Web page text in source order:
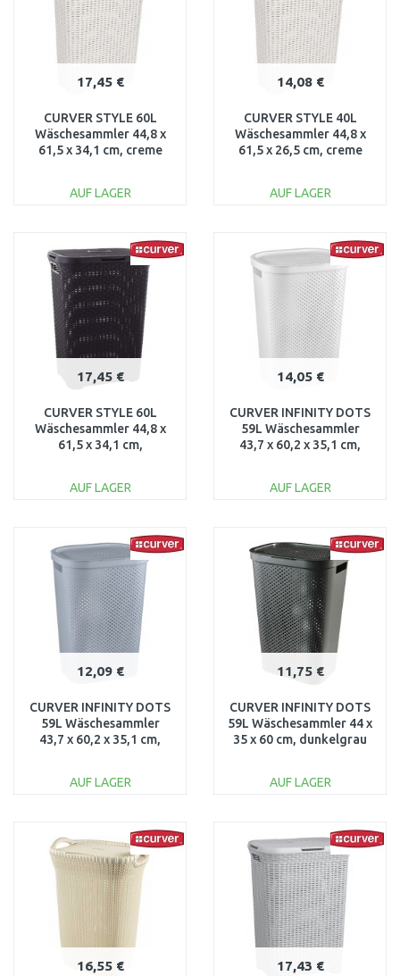
17,45 €
CURVER STYLE 60L
Wäschesammler 44,8 x
61,5 x 34,1 cm, creme
AUF LAGER
Vergleichen
14,08 €
CURVER STYLE 40L
Wäschesammler 44,8 x
61,5 x 26,5 cm, creme
AUF LAGER
Vergleichen
17,45 €
CURVER STYLE 60L
Wäschesammler 44,8 x
61,5 x 34,1 cm,
AUF LAGER
Vergleichen
14,05 €
CURVER INFINITY DOTS
59L Wäschesammler
43,7 x 60,2 x 35,1 cm,
AUF LAGER
Vergleichen
12,09 €
CURVER INFINITY DOTS
59L Wäschesammler
43,7 x 60,2 x 35,1 cm,
AUF LAGER
Vergleichen
11,75 €
CURVER INFINITY DOTS
59L Wäschesammler 44 x
35 x 60 cm, dunkelgrau
AUF LAGER
Vergleichen
16,55 € 17,43 €